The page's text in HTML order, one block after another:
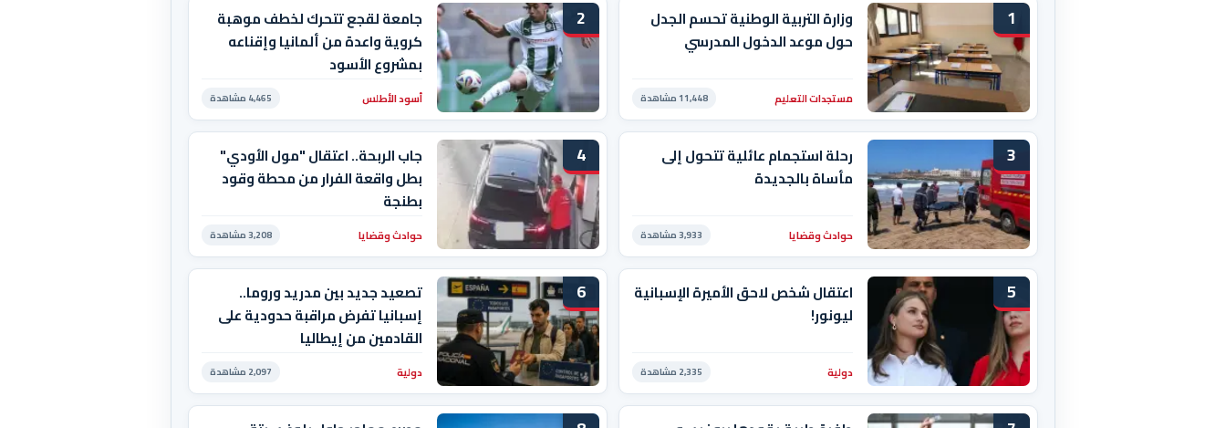
1
وزارة التربية الوطنية تحسم الجدل
حول موعد الدخول المدرسي
مستجدات التعليم 11,448 مشاهدة
2
جامعة لقجع تتحرك لخطف موهبة
كروية واعدة من ألمانيا وإقناعه
بمشروع الأسود
أسود الأطلس 4,465 مشاهدة
3
رحلة استجمام عائلية تتحول إلى
مأساة بالجديدة
حوادث وقضايا 3,933 مشاهدة
4
جاب الربحة.. اعتقال "مول الأودي"
بطل واقعة الفرار من محطة وقود
بطنجة
حوادث وقضايا 3,208 مشاهدة
5
اعتقال شخص لاحق الأميرة الإسبانية
ليونور!
دولية 2,335 مشاهدة
6
تصعيد جديد بين مدريد وروما..
إسبانيا تفرض مراقبة حدودية على
القادمين من إيطاليا
دولية 2,097 مشاهدة